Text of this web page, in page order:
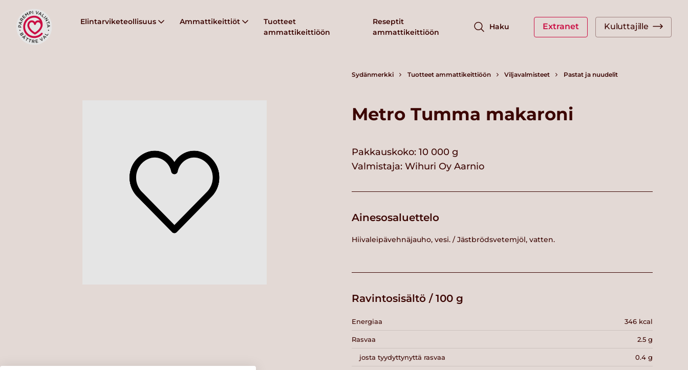
Elintarviketeollisuus Ammattikeittiöt
Tuotteet
ammattikeittiöön
Reseptit
ammattikeittiöön
Haku Extranet Kuluttajille
Sydänmerkki Tuotteet ammattikeittiöön Viljavalmisteet Pastat ja nuudelit
Metro Tumma makaroni
Pakkauskoko: 10 000 g
Valmistaja: Wihuri Oy Aarnio
Ainesosaluettelo
Hiivaleipävehnäjauho, vesi. / Jästbrödsvetemjöl, vatten.
Ravintosisältö / 100 g
Energiaa 346 kcal
Rasvaa 2.5 g
josta tyydyttynyttä rasvaa 0.4 g